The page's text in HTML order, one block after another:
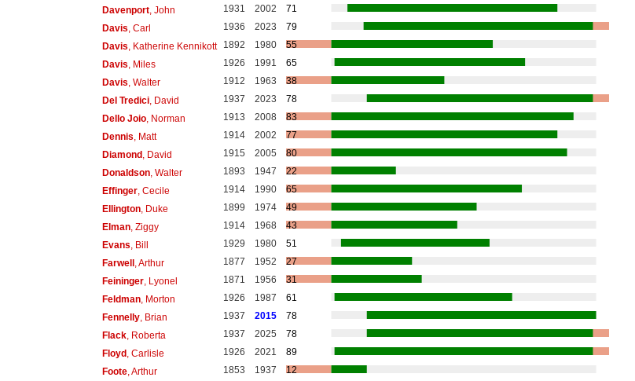
Davenport, John 1931 2002
71
Davis, Carl 1936 2023
79
Davis, Katherine Kennikott 1892 1980
55
Davis, Miles 1926 1991
65
Davis, Walter 1912 1963
38
Del Tredici, David 1937 2023
78
Dello Joio, Norman 1913 2008
83
Dennis, Matt 1914 2002
77
Diamond , David 1915 2005
80
Donaldson, Walter 1893 1947
22
Effinger, Cecile 1914 1990
65
Ellington, Duke 1899 1974
49
Elman, Ziggy 1914 1968
43
Evans, Bill 1929 1980
51
Farwell , Arthur 1877 1952
27
Feininger, Lyonel 1871 1956
31
Feldman, Morton 1926 1987
61
Fennelly, Brian 1937 2015
78
Flack, Roberta 1937 2025
78
Floyd , Carlisle 1926 2021
89
Foote, Arthur 1853 1937
12